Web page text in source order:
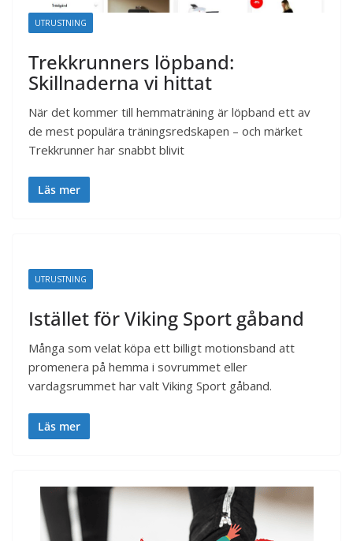
UTRUSTNING
Trekkrunners löpband:
Skillnaderna vi hittat
När det kommer till hemmaträning är löpband ett av
de mest populära träningsredskapen – och märket
Trekkrunner har snabbt blivit
Läs mer
UTRUSTNING
Istället för Viking Sport gåband
Många som velat köpa ett billigt motionsband att
promenera på hemma i sovrummet eller
vardagsrummet har valt Viking Sport gåband.
Läs mer